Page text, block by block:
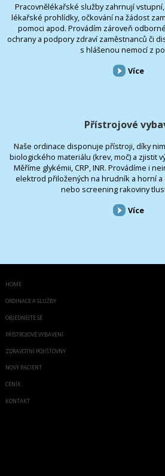
Pracovnělékařské služby zahrnují
lékařské prohlídky, očkování na žádost
pomoci apod. Provádím zároveň
ochrany a podpory zdraví zaměstnanců či
s hlášenou nemocí z
Více
Přístrojové
Naše ordinace disponuje přístroji, díky
biologického materiálu (krev, moč) a zjistit
Měříme glykémii, CRP, INR. Provádíme i
elektrod přiložených na hrudník a horní a
nebo screening rakoviny
Více
HOME
ORDINACE A SLUŽBY
OBJEDNEJTE SE
PŘÍSTROJOVÉ VYBAVENÍ
ZDRAVOTNÍ POJIŠŤOVNY
NOVÝ PACIENT
CENÍK
KONTAKT